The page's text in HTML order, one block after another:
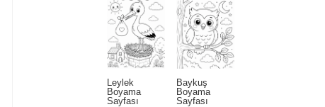
Leylek
Boyama
Sayfası
Baykuş
Boyama
Sayfası